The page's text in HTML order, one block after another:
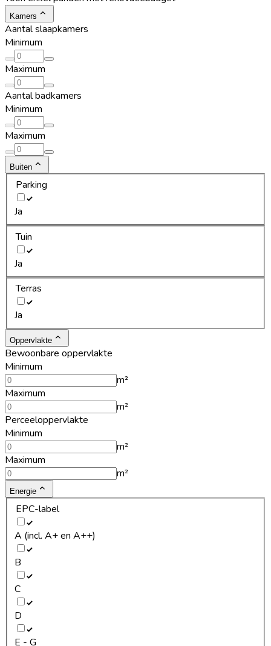
Kamers
Aantal slaapkamers
Minimum
Maximum
Aantal badkamers
Minimum
Maximum
Buiten
Parking
Ja
Tuin
Ja
Terras
Ja
Oppervlakte
Bewoonbare oppervlakte
Minimum
m²
Maximum
m²
Perceeloppervlakte
Minimum
m²
Maximum
m²
Energie
EPC-label
A (incl. A+ en A++)
B
C
D
E - G